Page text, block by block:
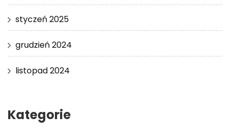
styczeń 2025
grudzień 2024
listopad 2024
Kategorie